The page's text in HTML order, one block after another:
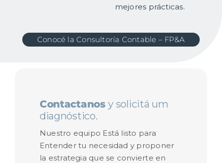
mejores prácticas.
Conocé la Consultoría Contable – FP&A
Contactanosy solicitá um
diagnóstico.
Nuestro equipo Está listo para
Entender tu necesidad y proponer
la estrategia que se convierte en